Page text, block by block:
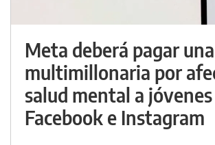
Meta deberá pagar
multimillonaria por
salud mental a
Facebook e Instagram